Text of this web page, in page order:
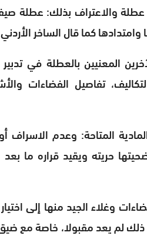
عطلة والاعتراف بذلك:
كما قال الساخر الأردني صاحب
المعنيين بالعطلة في
تفاصيل الفضاءات
المتاحة: وعدم
حريته ويقيد قراره ما
وغلاء الجيد منها إلى
ذلك لم يعد مقبولا، خاصة مع